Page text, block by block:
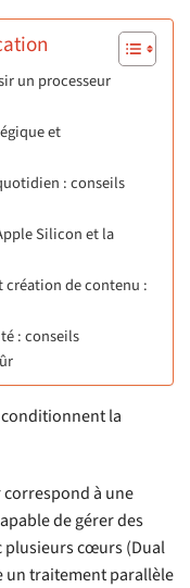
un processeur
et
: conseils
Silicon et la
création de contenu :
: conseils
la
à une
de gérer des
plusieurs cœurs (Dual
un traitement parallèle